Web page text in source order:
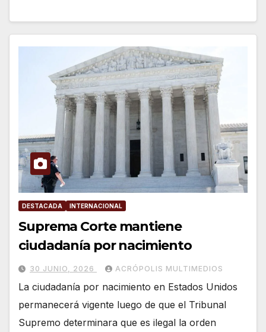
DESTACADA INTERNACIONAL
Suprema Corte mantiene
ciudadanía por nacimiento
30 JUNIO, 2026 ACRÓPOLIS MULTIMEDIOS
La ciudadanía por nacimiento en Estados Unidos
permanecerá vigente luego de que el Tribunal
Supremo determinara que es ilegal la orden